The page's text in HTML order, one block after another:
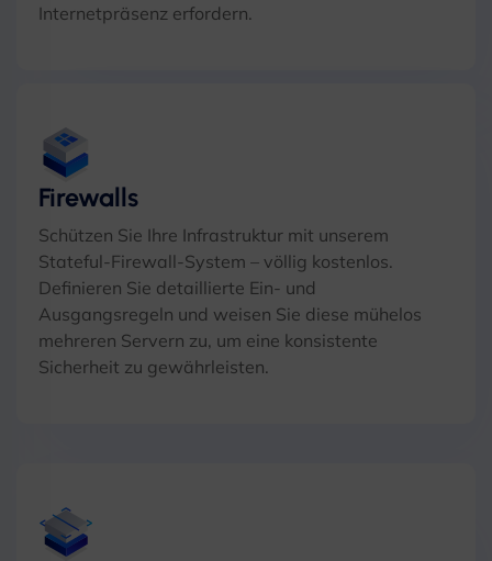
Internetpräsenz erfordern.
Firewalls
Schützen Sie Ihre Infrastruktur mit unserem
Stateful-Firewall-System – völlig kostenlos.
Definieren Sie detaillierte Ein- und
Ausgangsregeln und weisen Sie diese mühelos
mehreren Servern zu, um eine konsistente
Sicherheit zu gewährleisten.